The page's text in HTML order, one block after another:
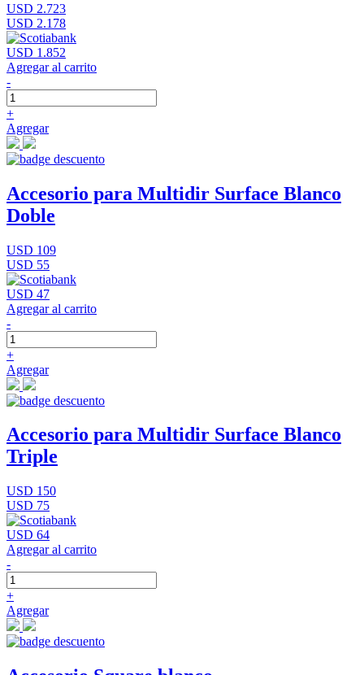
USD 2.723
USD 2.178
USD 1.852
Agregar al carrito
-
+
Agregar
Accesorio para Multidir Surface Blanco
Doble
USD 109
USD 55
USD 47
Agregar al carrito
-
+
Agregar
Accesorio para Multidir Surface Blanco
Triple
USD 150
USD 75
USD 64
Agregar al carrito
-
+
Agregar